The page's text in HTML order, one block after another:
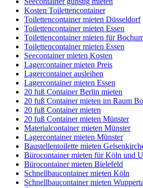
Kosten Toilettencontainer
Toilettencontainer mieten Düsseldorf
Toilettencontainer mieten Essen
Toilettencontainer mieten für
Toilettencontainer mieten Essen
Seecontainer mieten Kosten
Lagercontainer mieten Preis
Lagercontainer ausleihen
Lagercontainer mieten Essen
20 fuß Container Berlin mieten
20 fuß Container mieten im Raum
20 fuß Container mieten
20 fuß Container mieten Münster
Materialcontainer mieten Münster
Lagercontainer mieten Münster
Baustellentoilette mieten
Bürocontainer mieten für Köln und
Bürocontainer mieten Bielefeld
Schnellbaucontainer mieten Köln
Schnellbaucontainer mieten